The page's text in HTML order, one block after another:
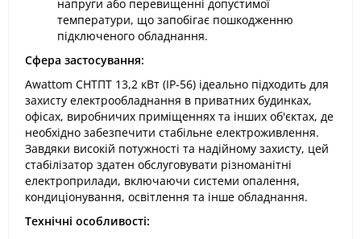
напруги або перевищенні допустимої
температури, що запобігає пошкодженню
підключеного обладнання.
Сфера застосування:
Awattom СНТПТ 13,2 кВт (IP-56) ідеально підходить для
захисту електрообладнання в приватних будинках,
офісах, виробничих приміщеннях та інших об'єктах, де
необхідно забезпечити стабільне електроживлення.
Завдяки високій потужності та надійному захисту, цей
стабілізатор здатен обслуговувати різноманітні
електроприлади, включаючи системи опалення,
кондиціонування, освітлення та інше обладнання.
Технічні особливості: